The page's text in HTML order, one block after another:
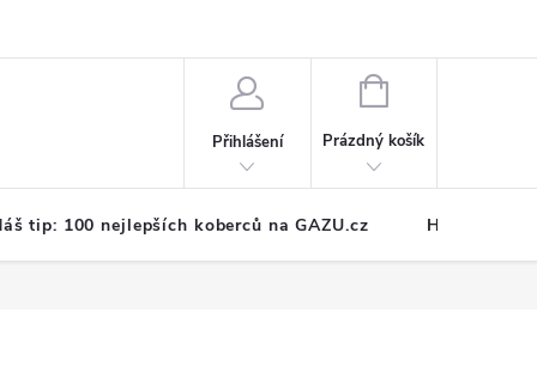
Přihlášení
NÁKUPNÍ
Prázdný košík
tip: 100 nejlepších koberců na GAZU.cz Hodnocení